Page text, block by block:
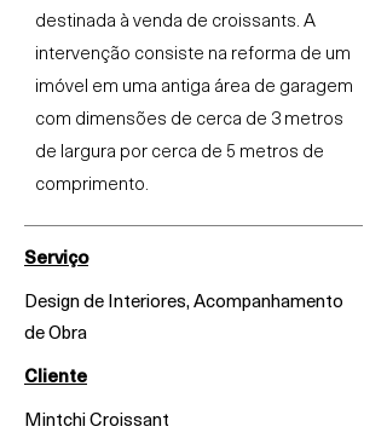
destinada à venda de croissants. A
intervenção consiste na reforma de um
imóvel em uma antiga área de garagem
com dimensões de cerca de 3 metros
de largura por cerca de 5 metros de
comprimento.
Serviço
Design de Interiores, Acompanhamento
de Obra
Cliente
Mintchi Croissant